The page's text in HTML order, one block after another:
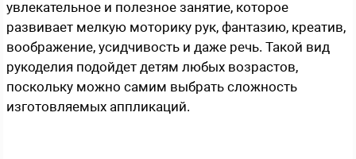
увлекательное и полезное занятие, которое
развивает мелкую моторику рук, фантазию, креатив,
воображение, усидчивость и даже речь. Такой вид
рукоделия подойдет детям любых возрастов,
поскольку можно самим выбрать сложность
изготовляемых аппликаций.